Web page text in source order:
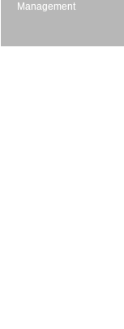
Management